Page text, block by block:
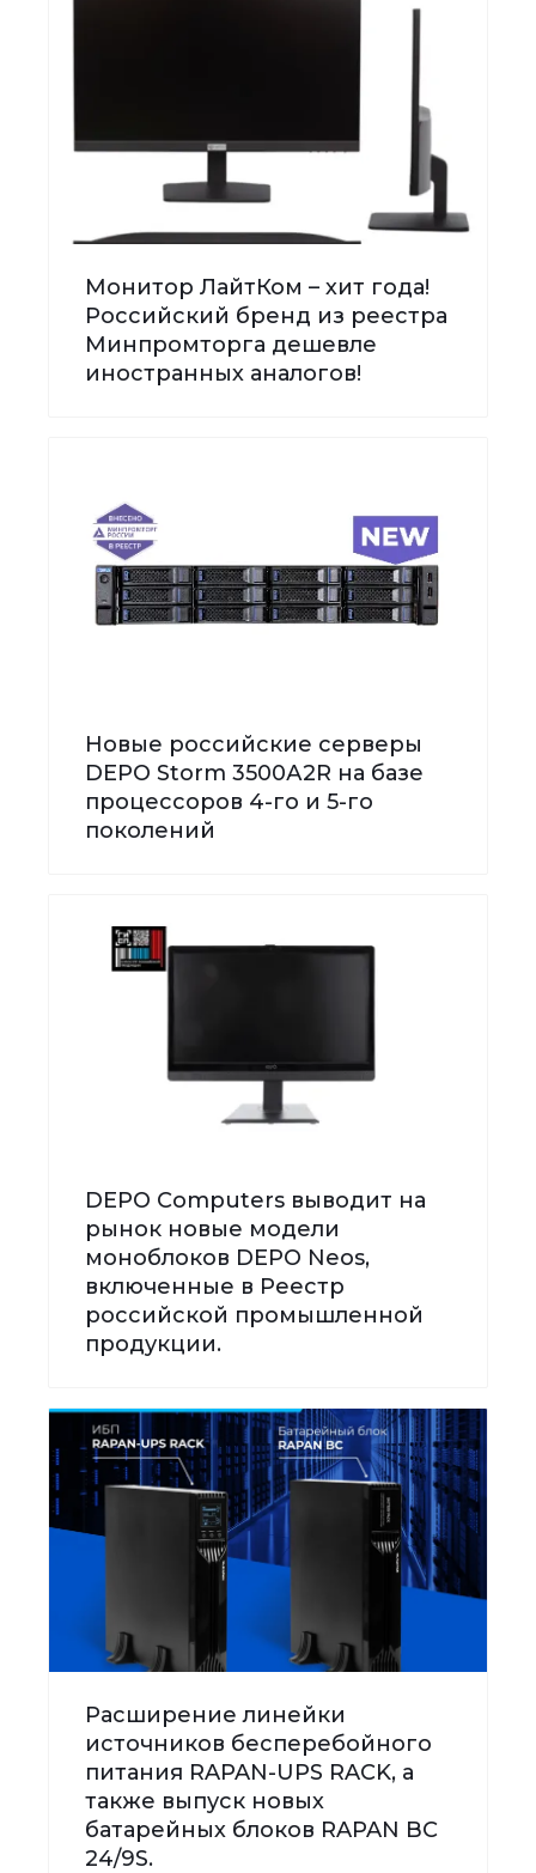
Монитор ЛайтКом – хит года!
Российский бренд из реестра
Минпромторга дешевле
иностранных аналогов!
Новые российские серверы
DEPO Storm 3500А2R на базе
процессоров 4-го и 5-го
поколений
DEPO Computers выводит на
рынок новые модели
моноблоков DEPO Neos,
включенные в Реестр
российской промышленной
продукции.
Расширение линейки
источников бесперебойного
питания RAPAN-UPS RACK, а
также выпуск новых
батарейных блоков RAPAN BC
24/9S.